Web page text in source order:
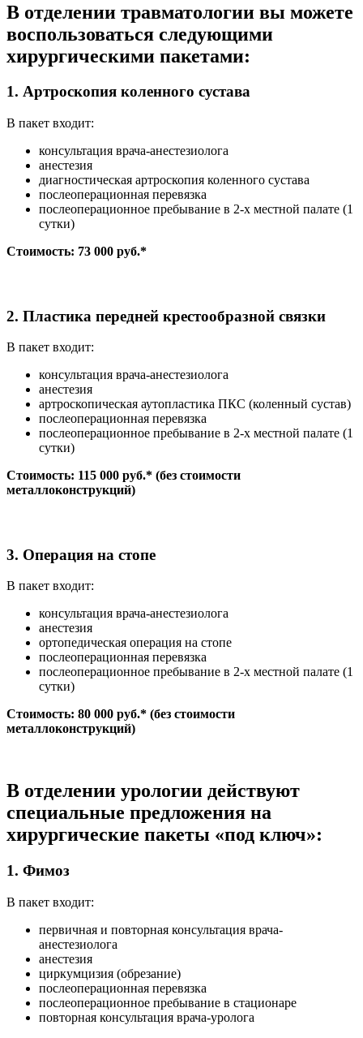
В отделении травматологии вы можете
воспользоваться следующими
хирургическими пакетами:
1. Артроскопия коленного сустава
В пакет входит:
консультация врача-анестезиолога
анестезия
диагностическая артроскопия коленного сустава
послеоперационная перевязка
послеоперационное пребывание в 2-х местной палате (1
сутки)
Стоимость: 73 000 руб.*
2. Пластика передней крестообразной связки
В пакет входит:
консультация врача-анестезиолога
анестезия
артроскопическая аутопластика ПКС (коленный сустав)
послеоперационная перевязка
послеоперационное пребывание в 2-х местной палате (1
сутки)
Стоимость: 115 000 руб.* (без стоимости
металлоконструкций)
3. Операция на стопе
В пакет входит:
консультация врача-анестезиолога
анестезия
ортопедическая операция на стопе
послеоперационная перевязка
послеоперационное пребывание в 2-х местной палате (1
сутки)
Стоимость: 80 000 руб.* (без стоимости
металлоконструкций)
В отделении урологии действуют
специальные предложения на
хирургические пакеты «под ключ»:
1. Фимоз
В пакет входит:
первичная и повторная консультация врача-
анестезиолога
анестезия
циркумцизия (обрезание)
послеоперационная перевязка
послеоперационное пребывание в стационаре
повторная консультация врача-уролога